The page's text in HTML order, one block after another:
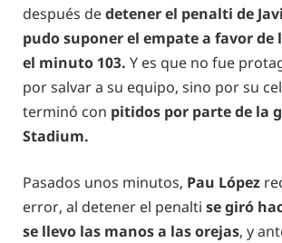
después dedetener el penalti de
pudo suponer el empate a favor de
el minuto 103. Y es que no fue
por salvar a su equipo, sino por su
terminó con pitidos por parte de la
Stadium.
Pasados unos minutos, Pau López
error, al detener el penalti se giró
se llevo las manos a las orejas, y